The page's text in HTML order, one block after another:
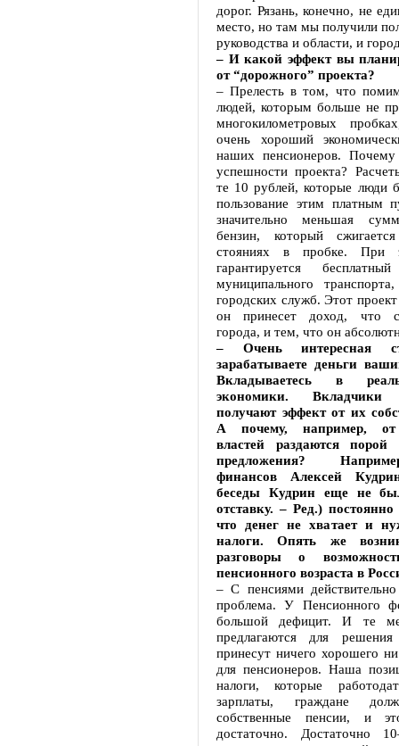
дорог. Рязань, конечно, не
место, но там мы получили
руководства и области, и
– И какой эффект вы
от “дорожного” проекта?
– Прелесть в том, что
людей, которым больше не
многокилометровых
очень хороший
наших пенсионеров.
успешности проекта?
те 10 рублей, которые люди
пользование этим платным
значительно меньшая
бензин, который
стояниях в пробке. При
гарантируется
муниципального
городских служб. Этот
он принесет доход, что
города, и тем, что он
– Очень интересная
зарабатываете деньги
Вкладываетесь в
экономики.
получают эффект от их
А почему, например, от
властей раздаются порой
предложения?
финансов Алексей
беседы Кудрин еще не
отставку. – Ред.)
что денег не хватает и
налоги. Опять же
разговоры о
пенсионного возраста в
– С пенсиями
проблема. У Пенсионного
большой дефицит. И те
предлагаются для
принесут ничего хорошего
для пенсионеров. Наша
налоги, которые
зарплаты, граждане
собственные пенсии, и
достаточно. Достаточно